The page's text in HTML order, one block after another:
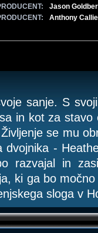
Jason
Anthony Callie
sanje. S
in kot za
se mu
dvojnika -
razvajal in
ki ga bo
sloga v